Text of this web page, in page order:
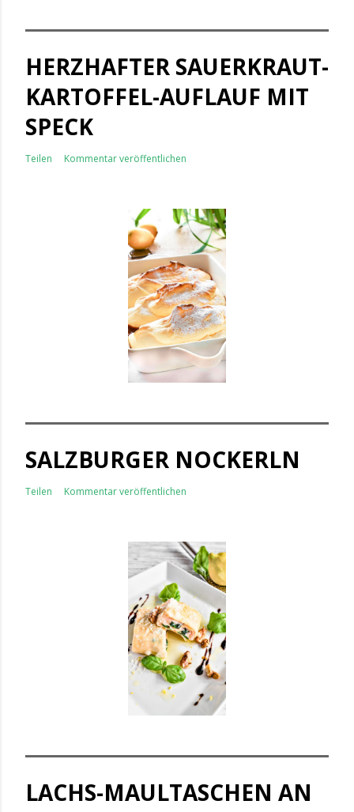
HERZHAFTER SAUERKRAUT-
KARTOFFEL-AUFLAUF MIT
SPECK
Teilen Kommentar veröffentlichen
SALZBURGER NOCKERLN
Teilen Kommentar veröffentlichen
LACHS-MAULTASCHEN AN